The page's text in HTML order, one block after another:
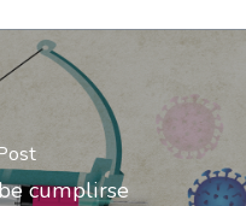
cumplirse